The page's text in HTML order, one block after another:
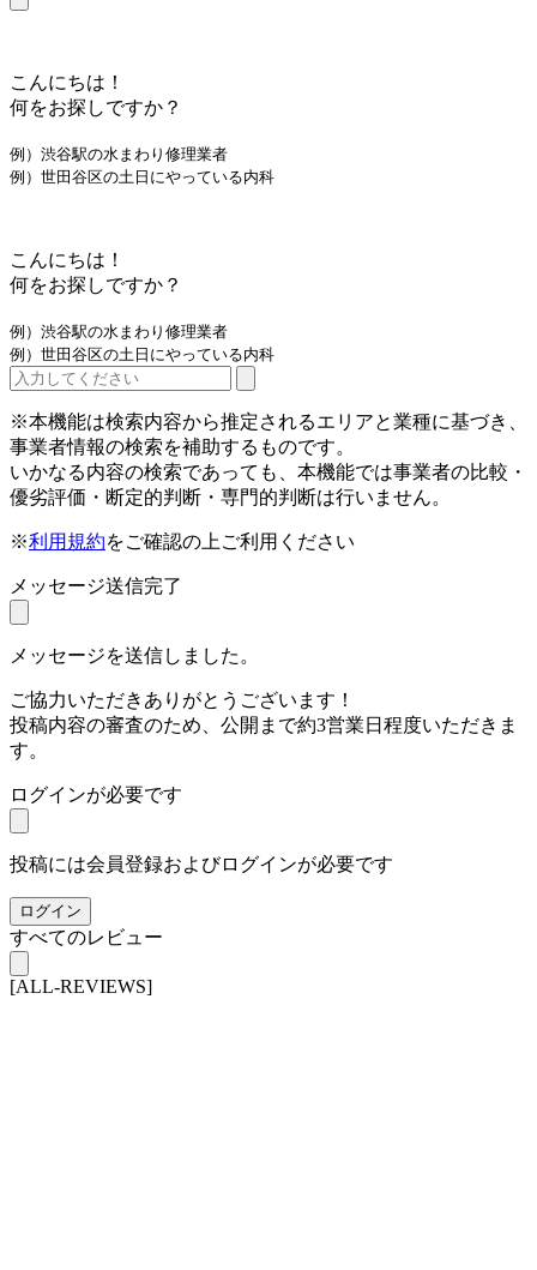
こんにちは！
何をお探しですか？
例）渋谷駅の水まわり修理業者
例）世田谷区の土日にやっている内科
こんにちは！
何をお探しですか？
例）渋谷駅の水まわり修理業者
例）世田谷区の土日にやっている内科
※本機能は検索内容から推定されるエリアと業種に基づき、
事業者情報の検索を補助するものです。
いかなる内容の検索であっても、本機能では事業者の比較・
優劣評価・断定的判断・専門的判断は行いません。
※利用規約をご確認の上ご利用ください
メッセージ送信完了
メッセージを送信しました。
ご協力いただきありがとうございます！
投稿内容の審査のため、公開まで約3営業日程度いただきま
す。
ログインが必要です
投稿には会員登録およびログインが必要です
ログイン
すべてのレビュー
[ALL-REVIEWS]